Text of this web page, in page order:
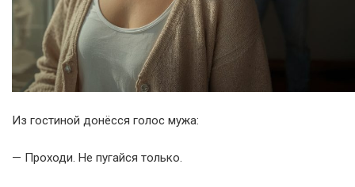
Из гостиной донёсся голос мужа:
— Проходи. Не пугайся только.